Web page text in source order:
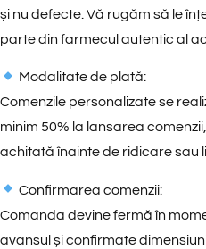
și nu defecte. Vă rugăm să le
parte din farmecul autentic al
Modalitate de plată:
Comenzile personalizate se
minim 50% la lansarea
achitată înainte de ridicare sau
Confirmarea comenzii:
Comanda devine fermă în
avansul și confirmate